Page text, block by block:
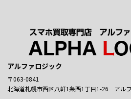
アルファロジック
〒063-0841
北海道札幌市西区八軒1条西1丁目1-26 アル